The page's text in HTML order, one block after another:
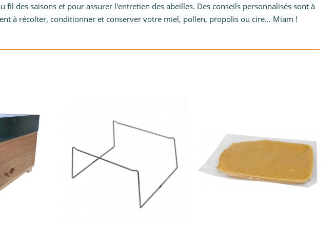
des saisons et pour assurer l'entretien des abeilles. Des conseils personnalisés sont à
à récolter, conditionner et conserver votre miel, pollen, propolis ou cire... Miam !